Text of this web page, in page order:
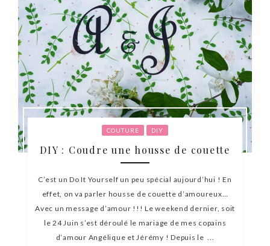
COUTURE DIY
DIY : Coudre une housse de couette
C’est un Do It Yourself un peu spécial aujourd’hui ! En
effet, on va parler housse de couette d’amoureux…
Avec un message d’amour !!! Le weekend dernier, soit
le 24 Juin s’est déroulé le mariage de mes copains
d’amour Angélique et Jérémy ! Depuis le ...